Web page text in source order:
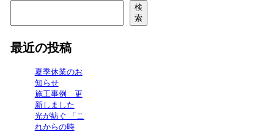
検
索
最近の投稿
夏季休業のお
知らせ
施工事例 更
新しました
光が紡ぐ 「こ
れからの時